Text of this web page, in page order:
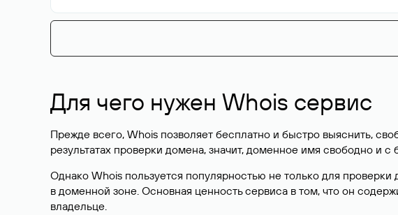
Для чего нужен Whois сервис
Прежде всего, Whois позволяет бесплатно и быстро выяснить,
результатах проверки домена, значит, доменное имя свободно и
Однако Whois пользуется популярностью не только для
в доменной зоне. Основная ценность сервиса в том, что он
владельце.